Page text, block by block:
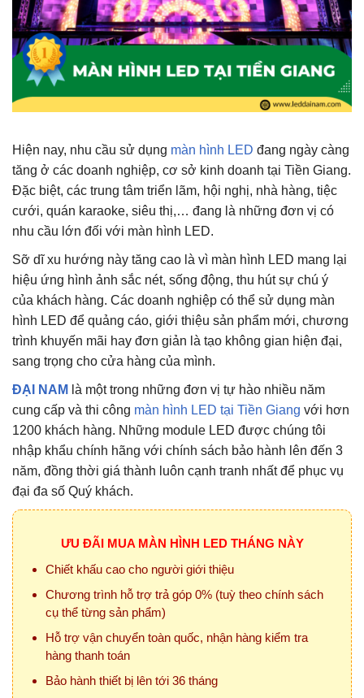
Hiện nay, nhu cầu sử dụng màn hình LED đang ngày càng
tăng ở các doanh nghiệp, cơ sở kinh doanh tại Tiền Giang.
Đặc biệt, các trung tâm triển lãm, hội nghị, nhà hàng, tiệc
cưới, quán karaoke, siêu thị,… đang là những đơn vị có
nhu cầu lớn đối với màn hình LED.
Sỡ dĩ xu hướng này tăng cao là vì màn hình LED mang lại
hiệu ứng hình ảnh sắc nét, sống động, thu hút sự chú ý
của khách hàng. Các doanh nghiệp có thể sử dụng màn
hình LED để quảng cáo, giới thiệu sản phẩm mới, chương
trình khuyến mãi hay đơn giản là tạo không gian hiện đại,
sang trọng cho cửa hàng của mình.
ĐẠI NAM là một trong những đơn vị tự hào nhiều năm
cung cấp và thi công màn hình LED tại Tiền Giang với hơn
1200 khách hàng. Những module LED được chúng tôi
nhập khẩu chính hãng với chính sách bảo hành lên đến 3
năm, đồng thời giá thành luôn cạnh tranh nhất để phục vụ
đại đa số Quý khách.
ƯU ĐÃI MUA MÀN HÌNH LED THÁNG NÀY
Chiết khấu cao cho người giới thiệu
Chương trình hỗ trợ trả góp 0% (tuỳ theo chính sách
cụ thể từng sản phẩm)
Hỗ trợ vận chuyển toàn quốc, nhận hàng kiểm tra
hàng thanh toán
Bảo hành thiết bị lên tới 36 tháng